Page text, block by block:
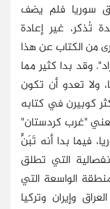
سوريا فلم يضف
تُذكر، غير إعادة
من الكتاب عن هذا
وقد بدا كثير مما
ولا تعدو أن تكون
كوبيرن في كتابه
"غرب كردستان"
فيما بدا أنه تَبَنٍّ
التي تطلق
الواسعة التي
وإيران وتركيا